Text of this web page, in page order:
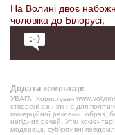
На Волині двоє
чоловіка до Білорусі,
Додати коментар:
УВАГА! Користувач
створені аж ніяк не для
комерційної реклами, образ,
негідних речей. Утім
модерації, суб’єктивні